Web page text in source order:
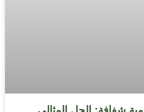
شفافة: الحل المثالي